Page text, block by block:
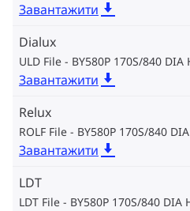
Завантажити
Dialux
ULD File - BY580P 170S/840 DIA
Завантажити
Relux
ROLF File - BY580P 170S/840
Завантажити
LDT
LDT File - BY580P 170S/840 DIA